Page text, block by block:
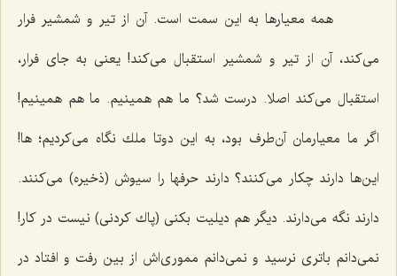
همه معیارها به این سمت است. آن از تیر و شمشیر فرار
می‌كند، آن از تیر و شمشیر استقبال می‌كند! یعنی به جای فرار،
استقبال می‌كند اصلا. درست شد؟ ما هم همینیم. ما هم همینیم!
اگر ما معیارمان آن‌طرف بود، به این دوتا ملك نگاه می‌كردیم؛ ها!
این‌ها دارند چكار می‌كنند؟ دارند حرفها را سیوش (ذخیره) می‌كنند.
دارند نگه می‌دارند. دیگر هم دیلیت بكنی (پاك كردنی) نیست در كار!
نمی‌دانم باتری نرسید و نمی‌دانم مموری‌اش از بین رفت و افتاد در